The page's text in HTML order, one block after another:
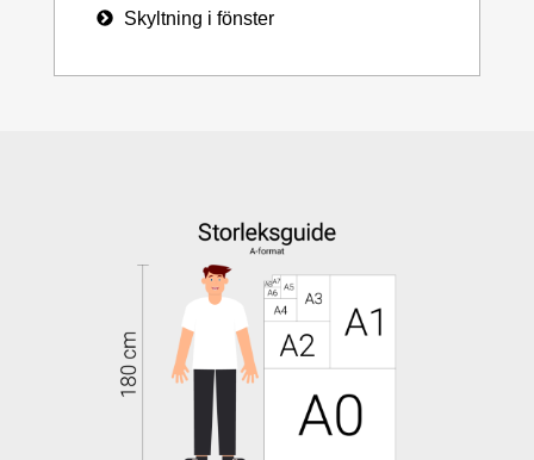
Skyltning i fönster